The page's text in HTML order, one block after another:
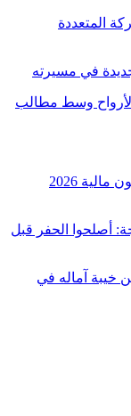
المتعددة
في مسيرته
وسط مطالب
الدكتور مجد عبد المنعم يتحدث عن رهانات قانون مالية 2026
أصلحوا الحفر قبل
خيبة آماله في